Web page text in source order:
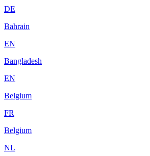
DE
Bahrain
EN
Bangladesh
EN
Belgium
FR
Belgium
NL